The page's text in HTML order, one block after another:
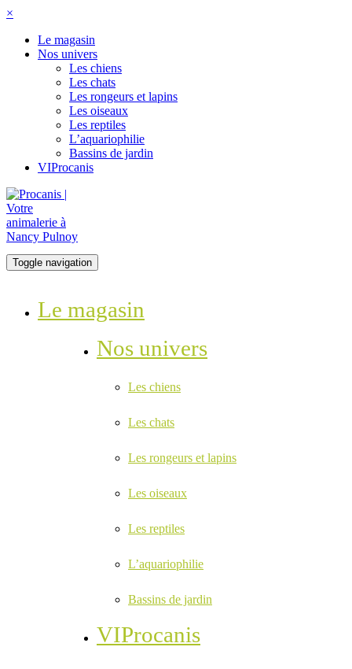
×
Le magasin
Nos univers
Les chiens
Les chats
Les rongeurs et lapins
Les oiseaux
Les reptiles
L’aquariophilie
Bassins de jardin
VIProcanis
Toggle navigation
Le magasin
Nos univers
Les chiens
Les chats
Les rongeurs et lapins
Les oiseaux
Les reptiles
L’aquariophilie
Bassins de jardin
VIProcanis